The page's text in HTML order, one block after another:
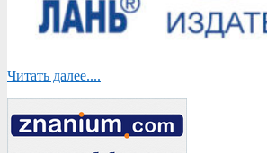
Читать далее....